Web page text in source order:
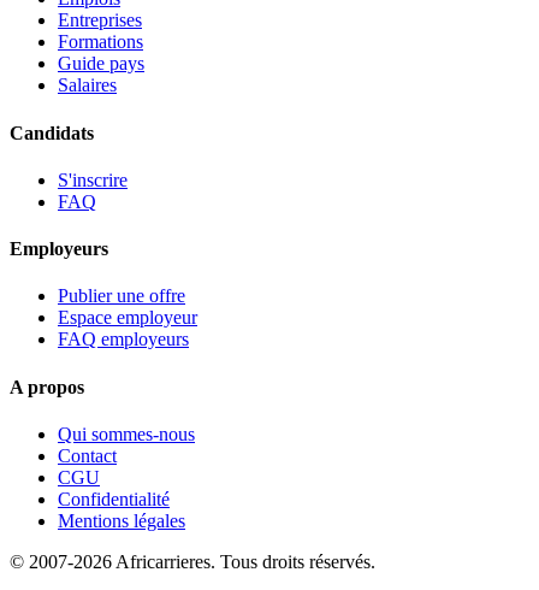
Entreprises
Formations
Guide pays
Salaires
Candidats
S'inscrire
FAQ
Employeurs
Publier une offre
Espace employeur
FAQ employeurs
A propos
Qui sommes-nous
Contact
CGU
Confidentialité
Mentions légales
© 2007-2026 Africarrieres. Tous droits réservés.